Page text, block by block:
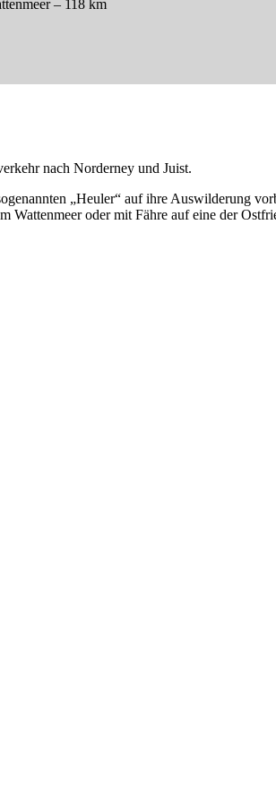
– 118 km
nach Norderney und Juist.
„Heuler“ auf ihre Auswilderung
oder mit Fähre auf eine der